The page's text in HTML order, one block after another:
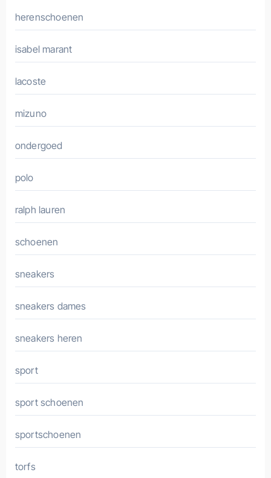
herenschoenen
isabel marant
lacoste
mizuno
ondergoed
polo
ralph lauren
schoenen
sneakers
sneakers dames
sneakers heren
sport
sport schoenen
sportschoenen
torfs